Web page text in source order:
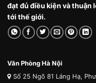
đạt đủ điều kiện và thuận
tới thế giới.
Văn Phòng Hà Nội
Số 25 Ngõ 81 Láng Hạ,